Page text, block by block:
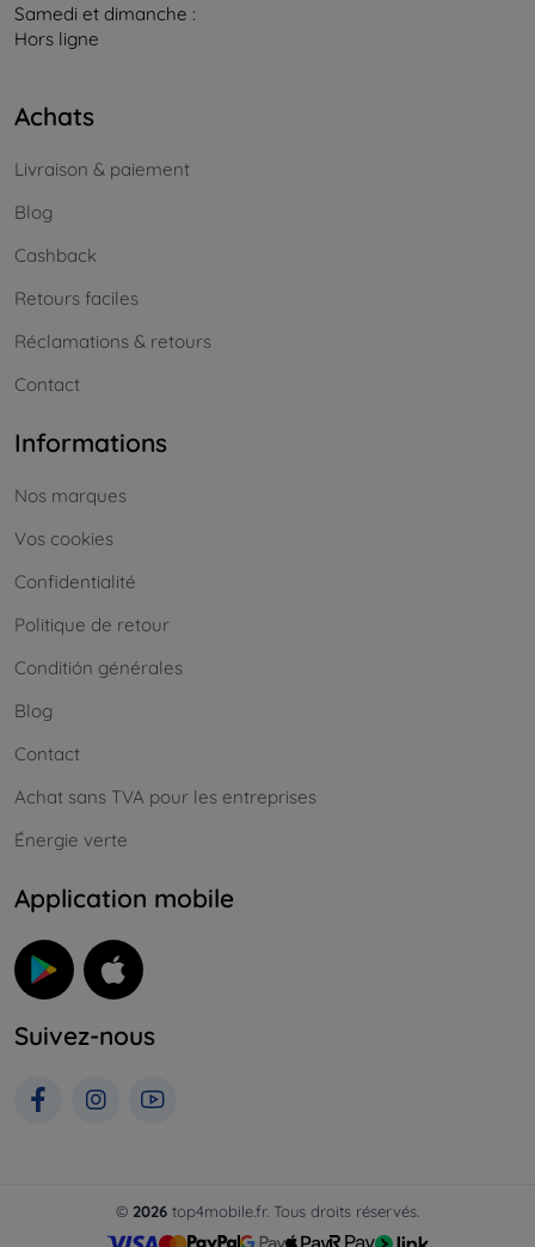
Samedi et dimanche :
Hors ligne
Achats
Livraison & paiement
Blog
Cashback
Retours faciles
Réclamations & retours
Contact
Informations
Nos marques
Vos cookies
Confidentialité
Politique de retour
Conditión générales
Blog
Contact
Achat sans TVA pour les entreprises
Énergie verte
Application mobile
Suivez-nous
© 2026 top4mobile.fr. Tous droits réservés.